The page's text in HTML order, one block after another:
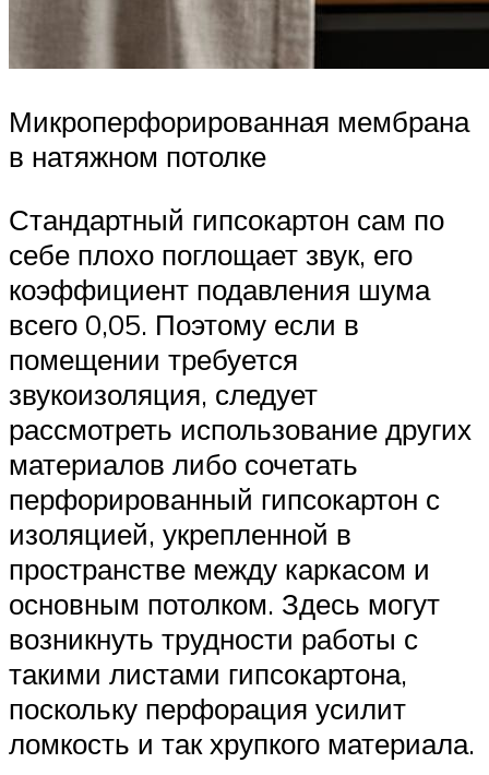
Микроперфорированная мембрана
в натяжном потолке
Стандартный гипсокартон сам по
себе плохо поглощает звук, его
коэффициент подавления шума
всего 0,05. Поэтому если в
помещении требуется
звукоизоляция, следует
рассмотреть использование других
материалов либо сочетать
перфорированный гипсокартон с
изоляцией, укрепленной в
пространстве между каркасом и
основным потолком. Здесь могут
возникнуть трудности работы с
такими листами гипсокартона,
поскольку перфорация усилит
ломкость и так хрупкого материала.